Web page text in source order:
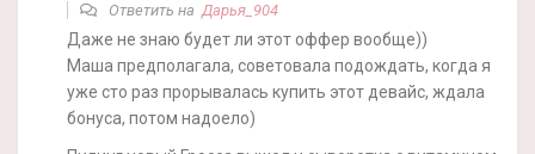
Ответить наДарья_904
Даже не знаю будет ли этот оффер вообще))
Маша предполагала, советовала подождать, когда я
уже сто раз прорывалась купить этот девайс, ждала
бонуса, потом надоело)